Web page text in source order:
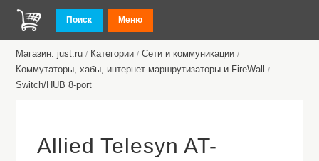
Поиск Меню
Магазин: just.ru / Категории / Сети и коммуникации /
Коммутаторы, хабы, интернет-маршрутизаторы и FireWall /
Switch/HUB 8-port
Allied Telesyn AT-